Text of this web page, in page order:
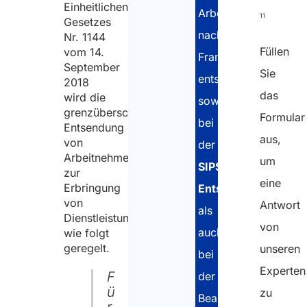
Archivierung
Dokumenten im
Zusammenhang
mit der
Entsendung von
Arbeitnehmern
nach Dänemark
Nicht-EU-
Arbeitnehmer
in Dänemark
Soziale
Einheitlichen
Gesetzes
Nr. 1144
vom 14.
September
2018
wird die
grenzüberschreitende
Entsendung
von
Arbeitnehmern
zur
Erbringung
von
Dienstleistungen
wie folgt
geregelt.
F
ü
Arbeitnehmer
nach
Frankreich
entsenden,
sowohl
bei
der
SIPSI-
Entsendemeldung
als
auch
bei
der
Beantragung
11
Füllen
Sie
das
Formular
aus,
um
eine
Antwort
von
unseren
Experten
zu